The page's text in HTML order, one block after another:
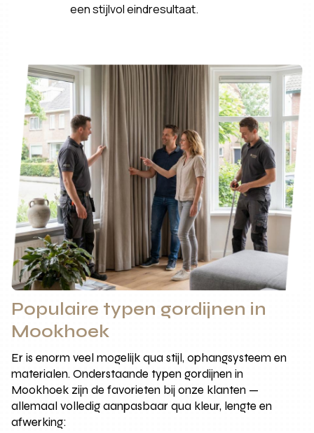
een stijlvol eindresultaat.
Populaire typen gordijnen in
Mookhoek
Er is enorm veel mogelijk qua stijl, ophangsysteem en
materialen. Onderstaande typen gordijnen in
Mookhoek zijn de favorieten bij onze klanten —
allemaal volledig aanpasbaar qua kleur, lengte en
afwerking: